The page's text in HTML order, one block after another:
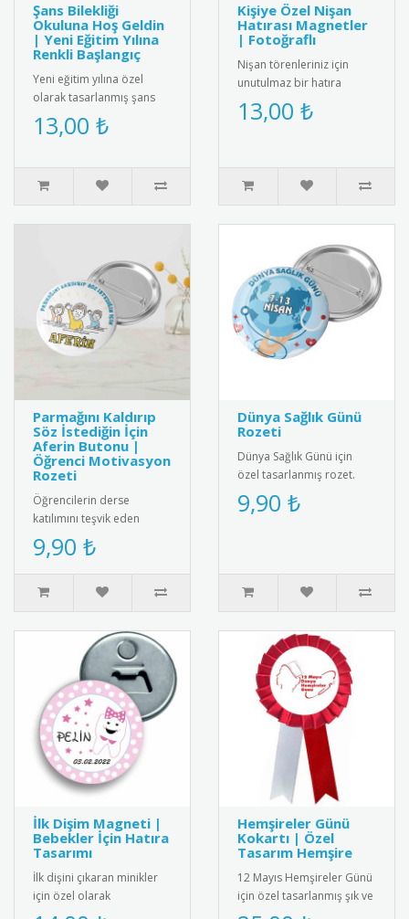
Şans Bilekliği
Okuluna Hoş Geldin
| Yeni Eğitim Yılına
Renkli Başlangıç
Yeni eğitim yılına özel
olarak tasarlanmış şans
bilekliği. Renkli ip yapısı ve
zarif boncuk detayıyl..
13,00 ₺
Kişiye Özel Nişan
Hatırası Magnetler
| Fotoğraflı
Nişan törenleriniz için
unutulmaz bir hatıra
olacak buzdolabı
magnetleri kişiye özel
13,00 ₺
Parmağını Kaldırıp
Söz İstediğin İçin
Aferin Butonu |
Öğrenci Motivasyon
Rozeti
Öğrencilerin derse
katılımını teşvik eden
"Parmağını Kaldırıp Söz
İstediğin İçin Aferin" yazılı
moti..
9,90 ₺
Dünya Sağlık Günü
Rozeti
Dünya Sağlık Günü için
özel tasarlanmış rozet.
Sağlıklı yaşam bilincini
yaymak için ideal
9,90 ₺
İlk Dişim Magneti |
Bebekler İçin Hatıra
Tasarımı
İlk dişini çıkaran minikler
için özel olarak
tasarlanmış bebek
Hemşireler Günü
Kokartı | Özel
Tasarım Hemşire
12 Mayıs Hemşireler Günü
için özel tasarlanmış şık ve
kaliteli kokart. Sağlık